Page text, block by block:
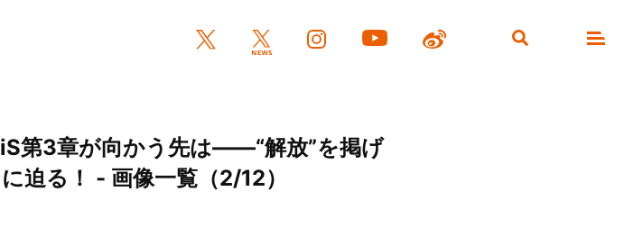
第3章が向かう先は――“解放”を掲げ
迫る！ - 画像一覧（2/12）